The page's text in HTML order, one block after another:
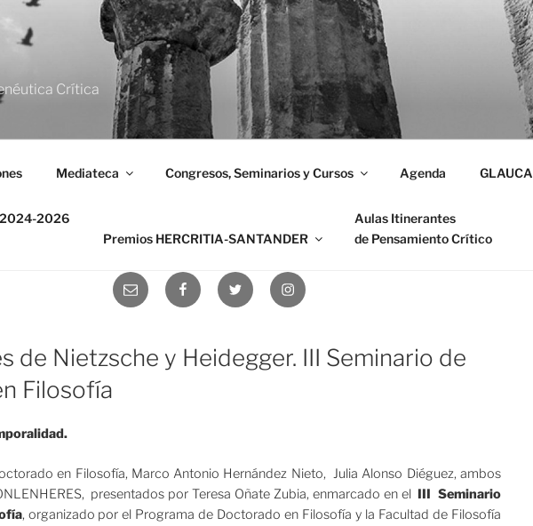
Crítica
Mediateca Congresos, Seminarios y Cursos Agenda GLAUCA
2024-2026
Premios HERCRITIA-SANTANDER
Aulas Itinerantes
de Pensamiento Crítico
de Nietzsche y Heidegger. III Seminario de
Filosofía
en Filosofía, Marco Antonio Hernández Nieto, Julia Alonso Diéguez, ambos
presentados por Teresa Oñate Zubia, enmarcado en elIII Seminario
, organizado por el Programa de Doctorado en Filosofía y la Facultad de Filosofía
Correo
electrónico
FacebookTwitter Instagram